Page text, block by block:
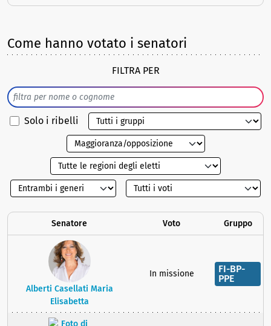
Come hanno votato i senatori
FILTRA PER
Solo i ribelli
Senatore Voto Gruppo
Alberti Casellati Maria
Elisabetta
In missione
FI-BP-
PPE